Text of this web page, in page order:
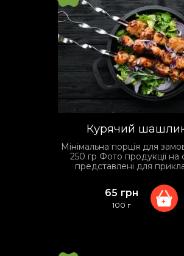
Курячий
Мінімальна порція для
250 гр Фото продукції на сайті
представлені для
сервірування може
залежно від умов
65 грн
100 г +